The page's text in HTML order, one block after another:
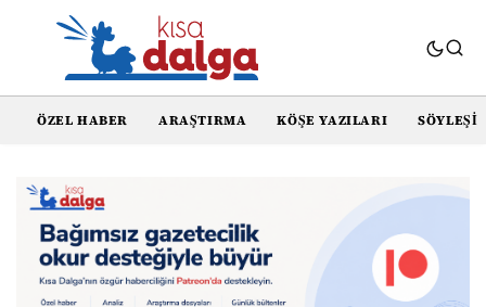
ÖZEL HABER ARAŞTIRMA KÖŞE YAZILARI SÖYLEŞI